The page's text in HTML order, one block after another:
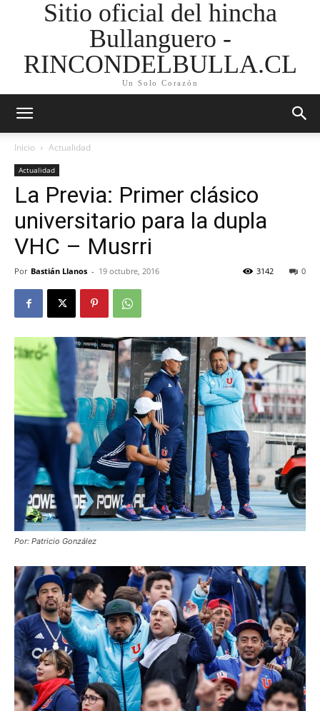
Sitio oficial del hincha
Bullanguero -
RINCONDELBULLA.CL
Un Solo Corazón
Inicio Actualidad
Actualidad
La Previa: Primer clásico
universitario para la dupla
VHC – Musrri
Por Bastián Llanos - 19 octubre, 2016 0
3142
Por: Patricio González